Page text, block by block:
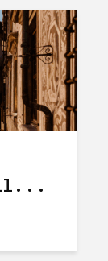
il...